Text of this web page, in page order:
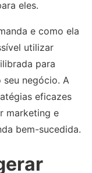
eles.
e como ela
utilizar
para
seu negócio. A
eficazes
marketing e
bem-sucedida.